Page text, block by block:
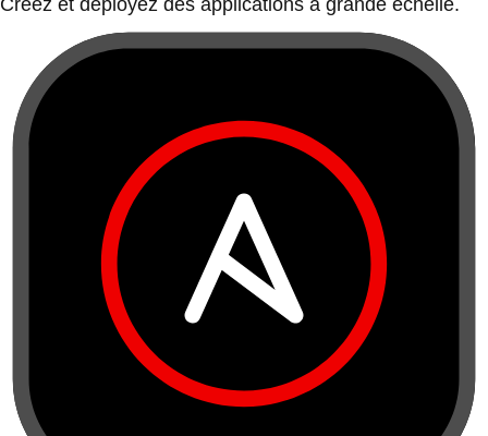
Créez et déployez des applications à grande échelle.